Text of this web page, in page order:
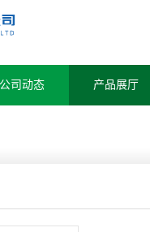
公司动态 产品展厅